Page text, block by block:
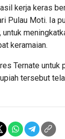
kerja keras
Pulau Moti. Ia
keramaian.
Ternate untuk
tersebut